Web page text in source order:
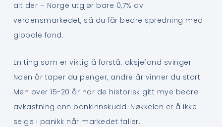
alt der – Norge utgjør bare 0,7% av
verdensmarkedet, så du får bedre spredning med
globale fond.
En ting som er viktig å forstå: aksjefond svinger.
Noen år taper du penger, andre år vinner du stort.
Men over 15-20 år har de historisk gitt mye bedre
avkastning enn bankinnskudd. Nøkkelen er å ikke
selge i panikk når markedet faller.